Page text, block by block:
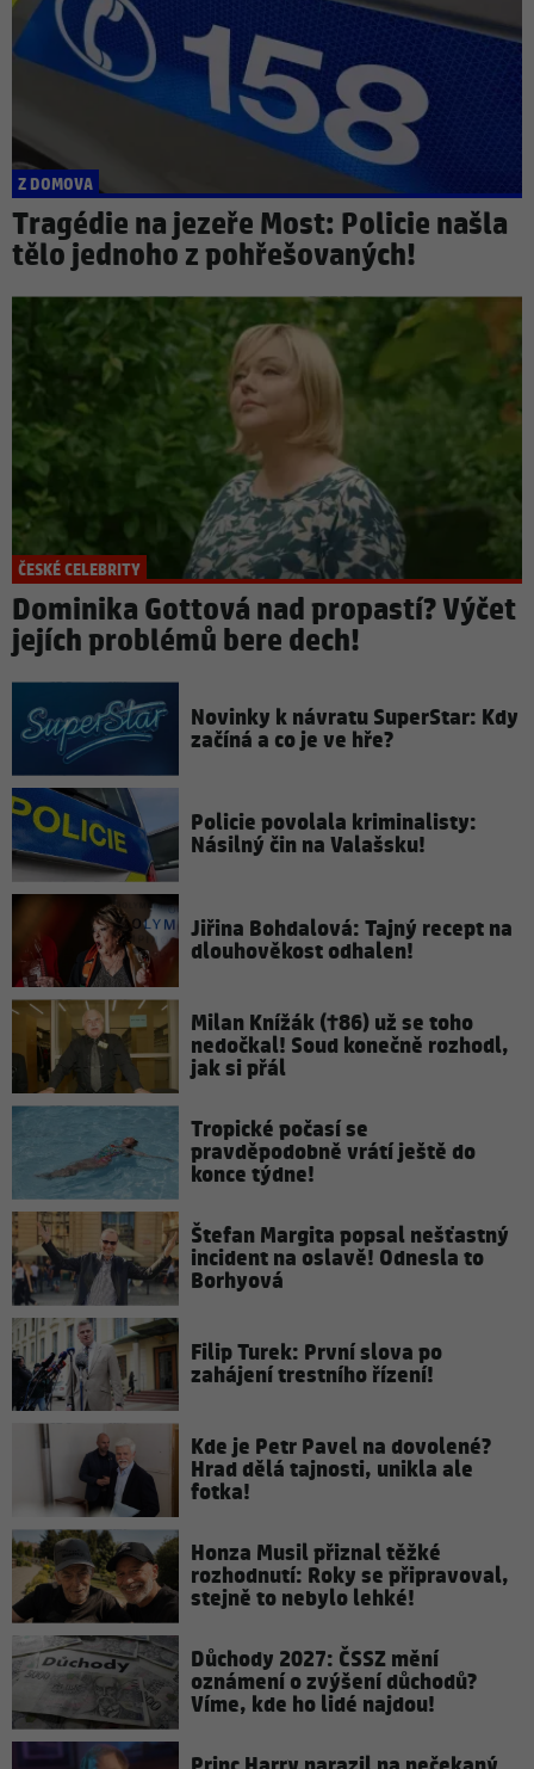
Z DOMOVA
Tragédie na jezeře Most: Policie našla
tělo jednoho z pohřešovaných!
ČESKÉ CELEBRITY
Dominika Gottová nad propastí? Výčet
jejích problémů bere dech!
Novinky k návratu SuperStar: Kdy
začíná a co je ve hře?
Policie povolala kriminalisty:
Násilný čin na Valašsku!
Jiřina Bohdalová: Tajný recept na
dlouhověkost odhalen!
Milan Knížák (†86) už se toho
nedočkal! Soud konečně rozhodl,
jak si přál
Tropické počasí se
pravděpodobně vrátí ještě do
konce týdne!
Štefan Margita popsal nešťastný
incident na oslavě! Odnesla to
Borhyová
Filip Turek: První slova po
zahájení trestního řízení!
Kde je Petr Pavel na dovolené?
Hrad dělá tajnosti, unikla ale
fotka!
Honza Musil přiznal těžké
rozhodnutí: Roky se připravoval,
stejně to nebylo lehké!
Důchody 2027: ČSSZ mění
oznámení o zvýšení důchodů?
Víme, kde ho lidé najdou!